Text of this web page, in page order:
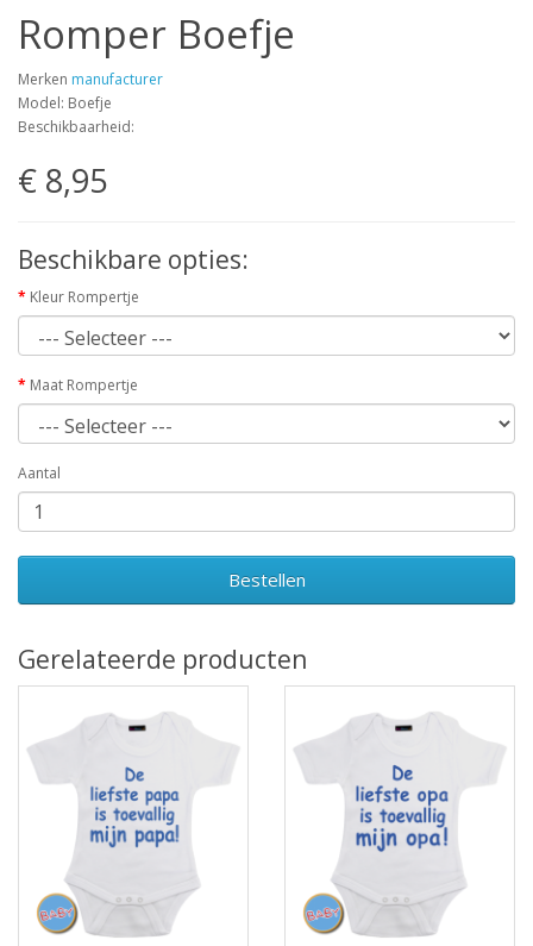
Romper Boefje
Merken manufacturer
Model: Boefje
Beschikbaarheid:
€ 8,95
Beschikbare opties:
Kleur Rompertje
Maat Rompertje
Aantal
Bestellen
Gerelateerde producten